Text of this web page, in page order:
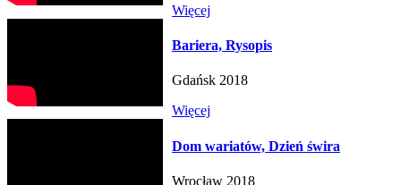
Więcej
Bariera, Rysopis
Gdańsk 2018
Więcej
Dom wariatów, Dzień świra
Wrocław 2018